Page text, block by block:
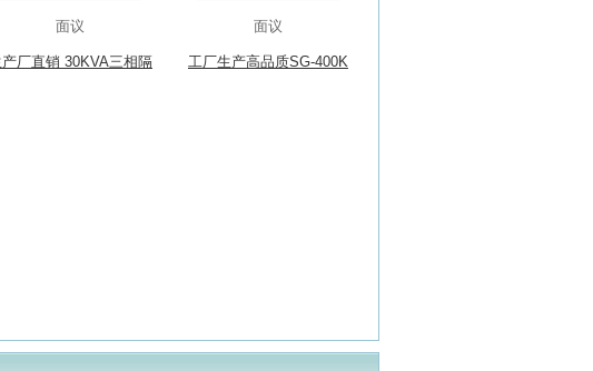
面议
厂直销 30KVA三相隔
面议
工厂生产高品质SG-400K